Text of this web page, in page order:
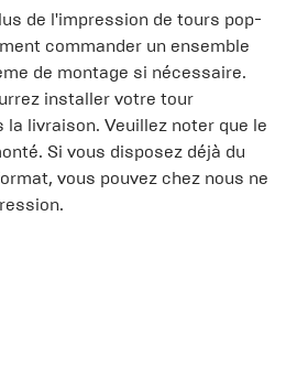
de l'impression de tours pop-
commander un ensemble
de montage si nécessaire.
installer votre tour
livraison. Veuillez noter que le
Si vous disposez déjà du
vous pouvez chez nous ne